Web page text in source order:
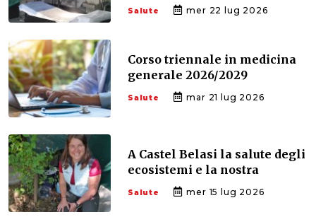
Salute mer 22 lug 2026
Corso triennale in medicina
generale 2026/2029
Salute mar 21 lug 2026
A Castel Belasi la salute degli
ecosistemi e la nostra
Salute mer 15 lug 2026